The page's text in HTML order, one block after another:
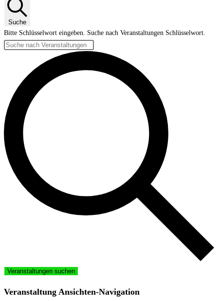
Suche
Bitte Schlüsselwort eingeben. Suche nach Veranstaltungen Schlüsselwort.
Veranstaltungen suchen
Veranstaltung Ansichten-Navigation